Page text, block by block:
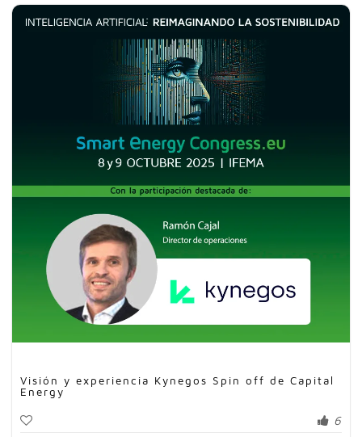
Visión y experiencia Kynegos Spin off de Capital
Energy
6